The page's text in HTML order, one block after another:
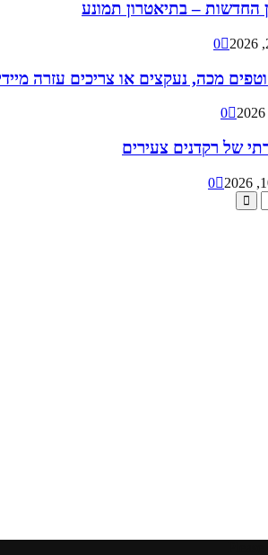
החדשות – בתיאטרון תמונע
0
מכה, נעקצים או צריכים עזרה
0
של רקדנים צעירים
0
Search